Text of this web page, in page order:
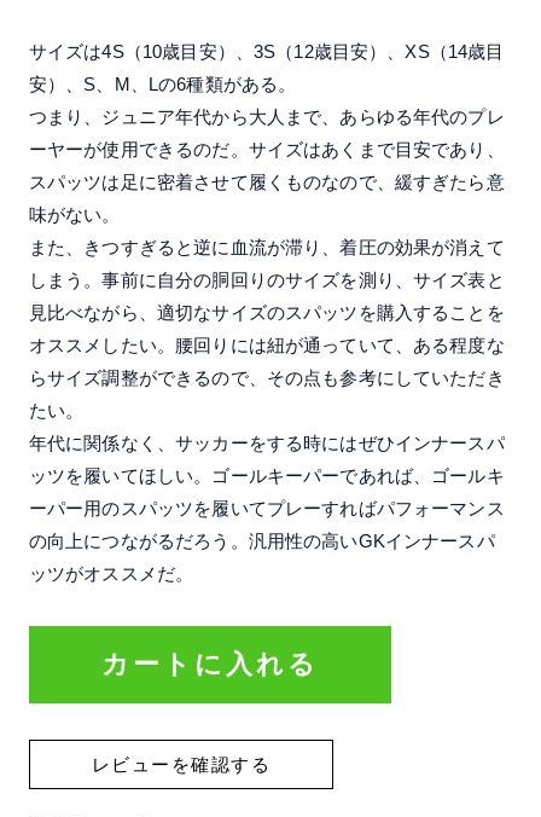
サイズは4S（10歳目安）、3S（12歳目安）、XS（14歳目
安）、S、M、Lの6種類がある。
つまり、ジュニア年代から大人まで、あらゆる年代のプレ
ーヤーが使用できるのだ。サイズはあくまで目安であり、
スパッツは足に密着させて履くものなので、緩すぎたら意
味がない。
また、きつすぎると逆に血流が滞り、着圧の効果が消えて
しまう。事前に自分の胴回りのサイズを測り、サイズ表と
見比べながら、適切なサイズのスパッツを購入することを
オススメしたい。腰回りには紐が通っていて、ある程度な
らサイズ調整ができるので、その点も参考にしていただき
たい。
年代に関係なく、サッカーをする時にはぜひインナースパ
ッツを履いてほしい。ゴールキーパーであれば、ゴールキ
ーパー用のスパッツを履いてプレーすればパフォーマンス
の向上につながるだろう。汎用性の高いGKインナースパ
ッツがオススメだ。
カートに入れる
レビューを確認する